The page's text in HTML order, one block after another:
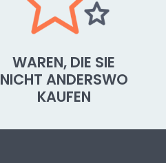
WAREN, DIE SIE
NICHT ANDERSWO
KAUFEN